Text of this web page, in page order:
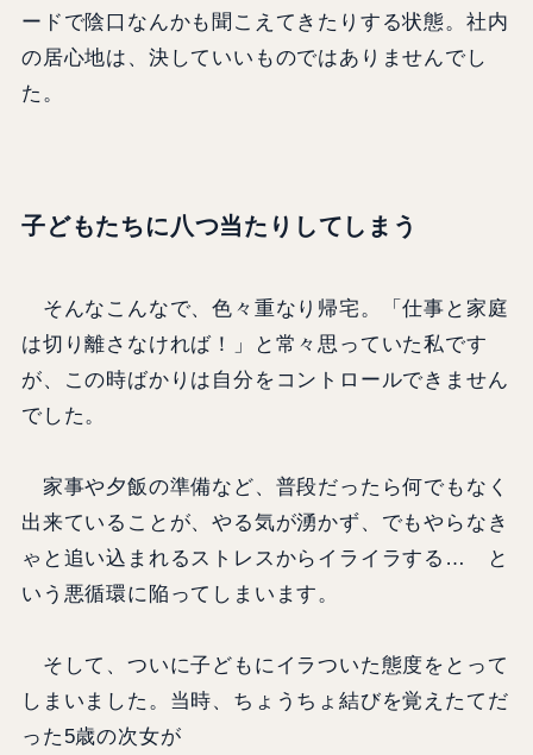
ードで陰口なんかも聞こえてきたりする状態。社内
の居心地は、決していいものではありませんでし
た。
子どもたちに八つ当たりしてしまう
そんなこんなで、色々重なり帰宅。「仕事と家庭
は切り離さなければ！」と常々思っていた私です
が、この時ばかりは自分をコントロールできません
でした。
家事や夕飯の準備など、普段だったら何でもなく
出来ていることが、やる気が湧かず、でもやらなき
ゃと追い込まれるストレスからイライラする… と
いう悪循環に陥ってしまいます。
そして、ついに子どもにイラついた態度をとって
しまいました。当時、ちょうちょ結びを覚えたてだ
った5歳の次女が